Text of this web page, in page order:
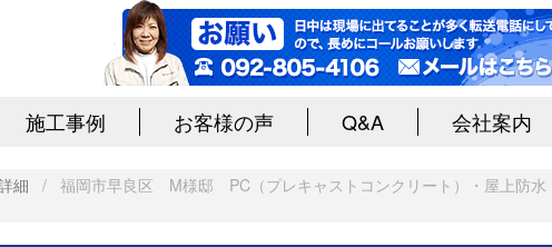
施工事例 お客様の声 Q&A 会社案内
細 / 福岡市早良区 M様邸 PC（プレキャストコンクリート）・屋上防水